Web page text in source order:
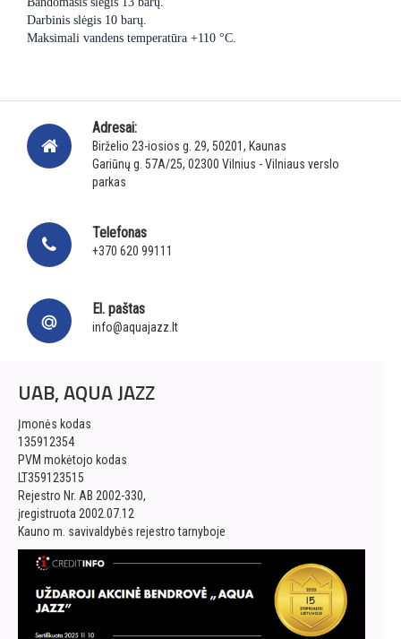
Darbinis slėgis 10 barų.
Maksimali vandens temperatūra +110 °C.
Adresai:
Birželio 23-iosios g. 29, 50201, Kaunas
Gariūnų g. 57A/25, 02300 Vilnius - Vilniaus verslo
parkas
Telefonas
+370 620 99111
El. paštas
info@aquajazz.lt
UAB, AQUA JAZZ
Įmonės kodas
135912354
PVM mokėtojo kodas
LT359123515
Rejestro Nr. AB 2002-330,
įregistruota 2002.07.12
Kauno m. savivaldybės rejestro tarnyboje